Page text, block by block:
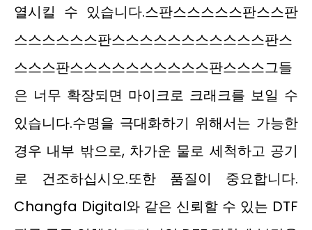
열시킬 수 있습니다.스판스스스스스판스스판
스스스스스스판스스스스스스스스스스스판스
스스스판스스스스스스스스스스판스스스그들
은 너무 확장되면 마이크로 크래크를 보일 수
있습니다.수명을 극대화하기 위해서는 가능한
경우 내부 밖으로, 차가운 물로 세척하고 공기
로 건조하십시오.또한 품질이 중요합니다.
Changfa Digital와 같은 신뢰할 수 있는 DTF